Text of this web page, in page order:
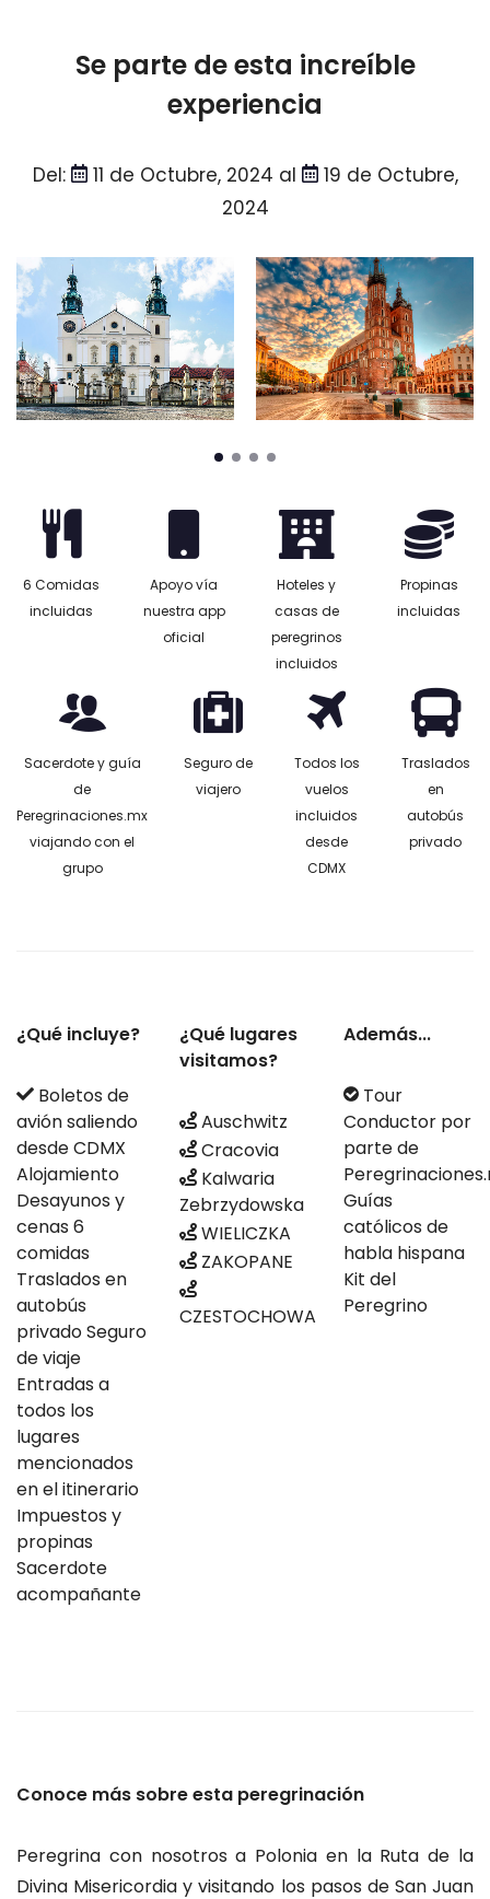
Se parte de esta increíble
experiencia
Del: 11 de Octubre, 2024 al
19 de Octubre,
2024
6 Comidas
incluidas
Apoyo vía
nuestra app
oficial
Hoteles y
casas de
peregrinos
incluidos
Propinas
incluidas
Sacerdote y guía
de
Peregrinaciones.mx
viajando con el
grupo
Seguro de
viajero
Todos los
vuelos
incluidos
desde
CDMX
Traslados
en
autobús
privado
¿Qué incluye?
Boletos de
avión saliendo
desde CDMX
Alojamiento
Desayunos y
cenas 6
comidas
Traslados en
autobús
privado Seguro
de viaje
Entradas a
todos los
lugares
mencionados
en el itinerario
Impuestos y
propinas
Sacerdote
acompañante
¿Qué lugares
visitamos?
Auschwitz
Cracovia
Kalwaria
Zebrzydowska
WIELICZKA
ZAKOPANE
CZESTOCHOWA
Además...
Tour
Conductor por
parte de
Guías
católicos de
habla hispana
Kit del
Peregrino
Conoce más sobre esta peregrinación
Peregrina con nosotros a Polonia en la Ruta de la
Divina Misericordia y visitando los pasos de San Juan